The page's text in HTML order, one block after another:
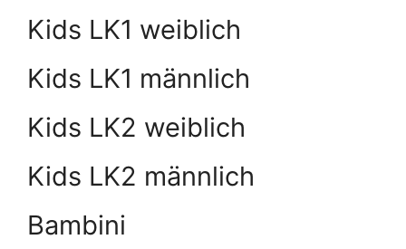
Kids LK1 weiblich
Kids LK1 männlich
Kids LK2 weiblich
Kids LK2 männlich
Bambini